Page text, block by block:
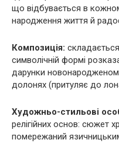
що відбувається в
народження життя й
Композиція:
символічній формі
дарунки
долонях (притуляє до
Художньо-стильові
релігійних основ: сюжет
помережаний